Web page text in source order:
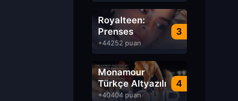
3
Royalteen:
Prenses
Margrethe izle
+44252 puan
4
Monamour
Türkçe Altyazılı
izle
+40404 puan